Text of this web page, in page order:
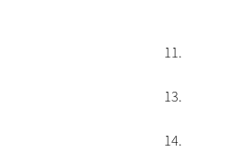
11
13
14